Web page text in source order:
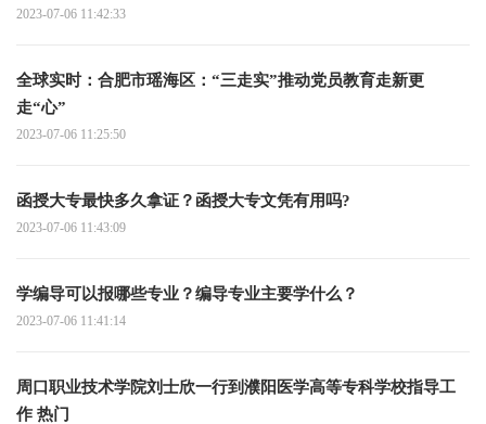
2023-07-06 11:42:33
全球实时：合肥市瑶海区：“三走实”推动党员教育走新更
走“心”
2023-07-06 11:25:50
函授大专最快多久拿证？函授大专文凭有用吗?
2023-07-06 11:43:09
学编导可以报哪些专业？编导专业主要学什么？
2023-07-06 11:41:14
周口职业技术学院刘士欣一行到濮阳医学高等专科学校指导工
作 热门